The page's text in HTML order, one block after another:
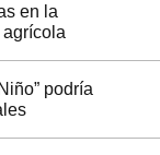
en la
podría